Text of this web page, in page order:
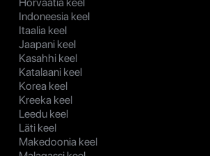
Indoneesia keel
Itaalia keel
Jaapani keel
Kasahhi keel
Katalaani keel
Korea keel
Kreeka keel
Leedu keel
Läti keel
Makedoonia keel